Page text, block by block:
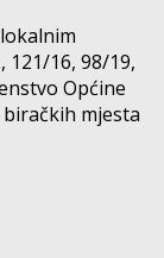
121/16, 98/19,
Općine
mjesta